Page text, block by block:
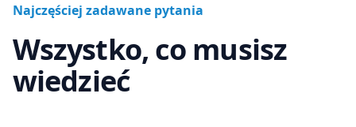
Najczęściej zadawane pytania
Wszystko, co musisz
wiedzieć